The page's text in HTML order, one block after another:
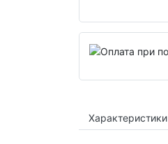
Характеристики